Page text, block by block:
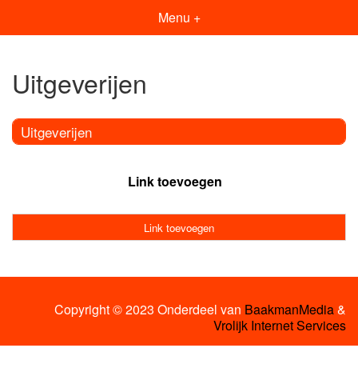
Menu +
Uitgeverijen
Uitgeverijen
Link toevoegen
Link toevoegen
Copyright © 2023 Onderdeel van BaakmanMedia&
Vrolijk Internet Services